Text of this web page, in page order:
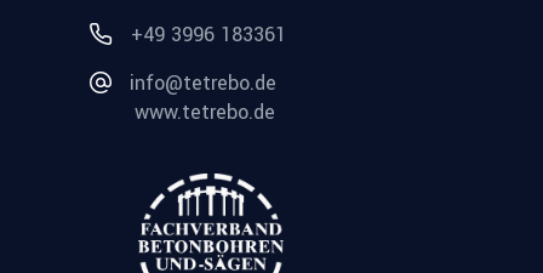
+49 3996 183361
info@tetrebo.de
www.tetrebo.de